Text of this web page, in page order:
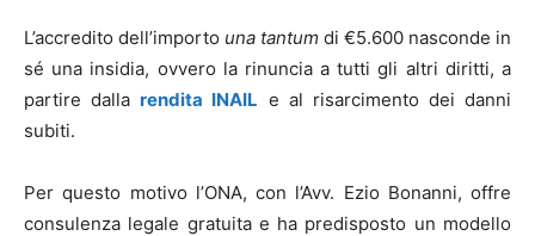
L’accredito dell’importo una tantum di €5.600 nasconde in
sé una insidia, ovvero la rinuncia a tutti gli altri diritti, a
partire dallarendita INAIL e al risarcimento dei danni
subiti.
Per questo motivo l’ONA, con l’Avv. Ezio Bonanni, offre
consulenza legale gratuita e ha predisposto un modello